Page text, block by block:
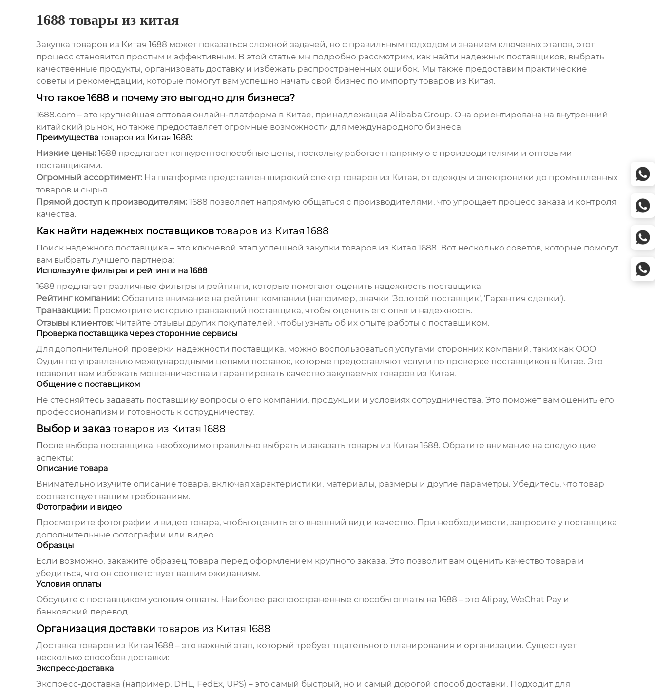
1688 товары из китая
Закупка товаров из Китая 1688 может показаться сложной задачей, но с правильным подходом и знанием ключевых этапов, этот
процесс становится простым и эффективным. В этой статье мы подробно рассмотрим, как найти надежных поставщиков, выбрать
качественные продукты, организовать доставку и избежать распространенных ошибок. Мы также предоставим практические
советы и рекомендации, которые помогут вам успешно начать свой бизнес по импорту товаров из Китая.
Что такое 1688 и почему это выгодно для бизнеса?
1688.com – это крупнейшая оптовая онлайн-платформа в Китае, принадлежащая Alibaba Group. Она ориентирована на внутренний
китайский рынок, но также предоставляет огромные возможности для международного бизнеса.
Преимущества товаров из Китая 1688:
Низкие цены:1688 предлагает конкурентоспособные цены, поскольку работает напрямую с производителями и оптовыми
поставщиками.
Огромный ассортимент:На платформе представлен широкий спектр товаров из Китая, от одежды и электроники до промышленных
товаров и сырья.
Прямой доступ к производителям:1688 позволяет напрямую общаться с производителями, что упрощает процесс заказа и контроля
качества.
Как найти надежных поставщиков товаров из Китая 1688
Поиск надежного поставщика – это ключевой этап успешной закупки товаров из Китая 1688. Вот несколько советов, которые помогут
вам выбрать лучшего партнера:
Используйте фильтры и рейтинги на 1688
1688 предлагает различные фильтры и рейтинги, которые помогают оценить надежность поставщика:
Рейтинг компании:Обратите внимание на рейтинг компании (например, значки 'Золотой поставщик', 'Гарантия сделки').
Транзакции:Просмотрите историю транзакций поставщика, чтобы оценить его опыт и надежность.
Отзывы клиентов:Читайте отзывы других покупателей, чтобы узнать об их опыте работы с поставщиком.
Проверка поставщика через сторонние сервисы
Для дополнительной проверки надежности поставщика, можно воспользоваться услугами сторонних компаний, таких как ООО
Оудин по управлению международными цепями поставок, которые предоставляют услуги по проверке поставщиков в Китае. Это
позволит вам избежать мошенничества и гарантировать качество закупаемых товаров из Китая.
Общение с поставщиком
Не стесняйтесь задавать поставщику вопросы о его компании, продукции и условиях сотрудничества. Это поможет вам оценить его
профессионализм и готовность к сотрудничеству.
Выбор и заказ товаров из Китая 1688
После выбора поставщика, необходимо правильно выбрать и заказать товары из Китая 1688. Обратите внимание на следующие
аспекты:
Описание товара
Внимательно изучите описание товара, включая характеристики, материалы, размеры и другие параметры. Убедитесь, что товар
соответствует вашим требованиям.
Фотографии и видео
Просмотрите фотографии и видео товара, чтобы оценить его внешний вид и качество. При необходимости, запросите у поставщика
дополнительные фотографии или видео.
Образцы
Если возможно, закажите образец товара перед оформлением крупного заказа. Это позволит вам оценить качество товара и
убедиться, что он соответствует вашим ожиданиям.
Условия оплаты
Обсудите с поставщиком условия оплаты. Наиболее распространенные способы оплаты на 1688 – это Alipay, WeChat Pay и
банковский перевод.
Организация доставки товаров из Китая 1688
Доставка товаров из Китая 1688 – это важный этап, который требует тщательного планирования и организации. Существует
несколько способов доставки:
Экспресс-доставка
Экспресс-доставка (например, DHL, FedEx, UPS) – это самый быстрый, но и самый дорогой способ доставки. Подходит для